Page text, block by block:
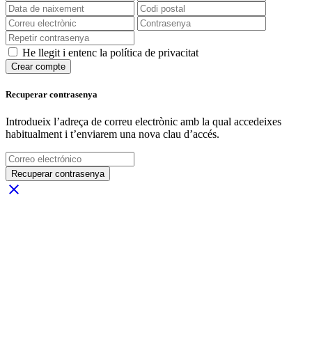
He llegit i entenc la política de privacitat
Crear compte
Recuperar contrasenya
Introdueix l’adreça de correu electrònic amb la qual accedeixes
habitualment i t’enviarem una nova clau d’accés.
Recuperar contrasenya
close